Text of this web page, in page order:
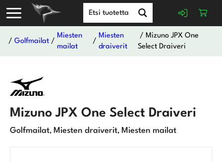
/Golfmailat /
Miesten
mailat
/
Miesten
draiverit
/ Mizuno JPX One
Select Draiveri
Mizuno JPX One Select Draiveri
Golfmailat, Miesten draiverit, Miesten mailat